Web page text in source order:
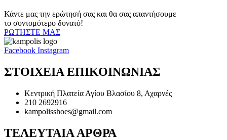
Κάντε μας την ερώτησή σας και θα σας απαντήσουμε
το συντομότερο δυνατό!
ΡΩΤΗΣΤΕ ΜΑΣ
Facebook Instagram
ΣΤΟΙΧΕΙΑ ΕΠΙΚΟΙΝΩΝΙΑΣ
Κεντρική Πλατεία Αγίου Βλασίου 8, Αχαρνές
210 2692916
kampolisshoes@gmail.com
ΤΕΛΕΥΤΑΙΑ ΑΡΘΡΑ